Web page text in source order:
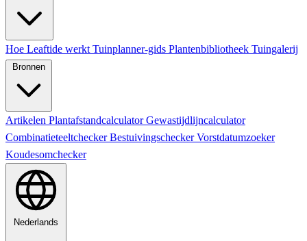
Hoe Leaftide werkt Tuinplanner-gids Plantenbibliotheek Tuingalerij
Bronnen
Artikelen PlantafstandcalculatorGewastijdlijncalculator
CombinatieteeltcheckerBestuivingscheckerVorstdatumzoeker
Koudesomchecker
Nederlands